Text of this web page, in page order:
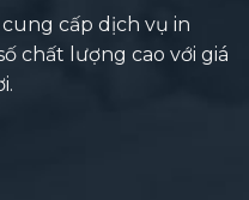
cấp dịch vụ in
chất lượng cao với giá